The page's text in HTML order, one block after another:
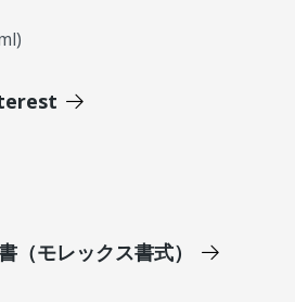
（モレックス書式）